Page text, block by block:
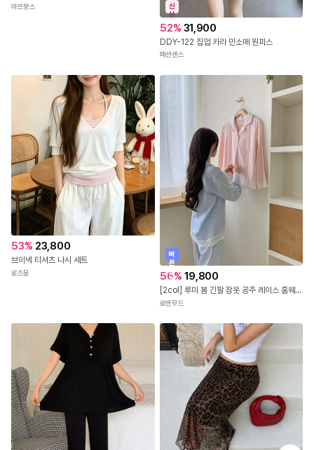
아뜨랑스
신
상
52% 31,900
DDY-122 집업 카라 민소매 원피스
패션센스
53% 23,800
브이넥 티셔츠 나시 세트
로즈몽
빠
른
출
발
56% 19,800
[2col] 루미 봄 긴팔 잠옷 공주 레이스 홈웨어 세트
로앤무드